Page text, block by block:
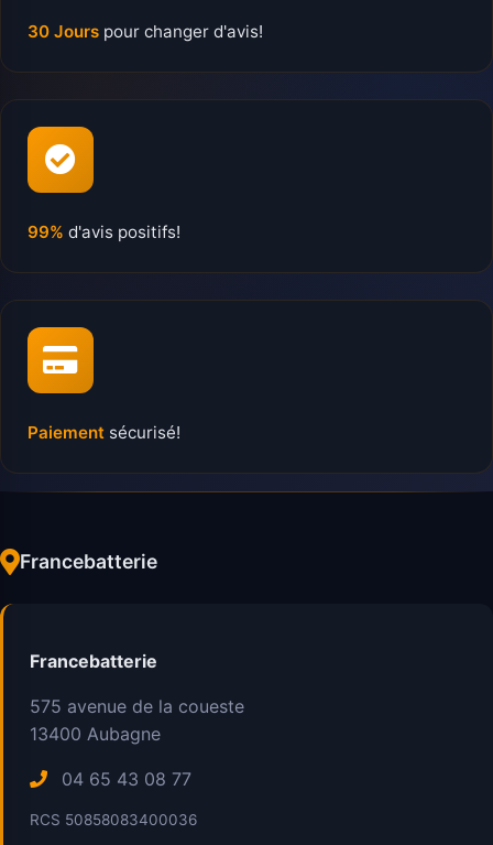
30 Jours pour changer d'avis!
99% d'avis positifs!
Paiement sécurisé!
Francebatterie
Francebatterie
575 avenue de la coueste
13400 Aubagne
04 65 43 08 77
RCS 50858083400036